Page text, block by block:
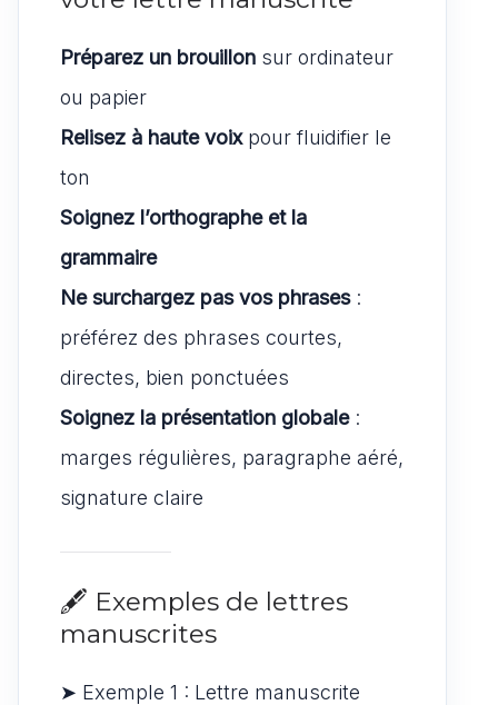
Préparez un brouillon sur ordinateur
ou papier
Relisez à haute voixpour fluidifier le
ton
Soignez l’orthographe et la
grammaire
Ne surchargez pas vos phrases:
préférez des phrases courtes,
directes, bien ponctuées
Soignez la présentation globale:
marges régulières, paragraphe aéré,
signature claire
🖋️ Exemples de lettres
manuscrites
➤ Exemple 1 : Lettre manuscrite